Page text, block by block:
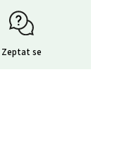
Zeptat se